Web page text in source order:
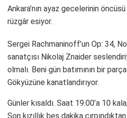
Ankara’nın ayaz gecelerinin
rüzgâr esiyor.
Sergei Rachmaninoff’un Op: 34,
sanatçısı Nikolaj Znaider
olmalı. Beni gün batımının bir
Gökyüzüne kanatlandırıyor.
Günler kısaldı. Saat 19.00’a 10
Son kızıllık beş dakika